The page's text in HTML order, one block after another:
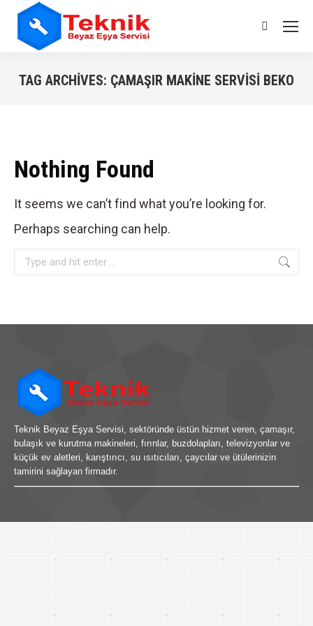
Search:
TAG ARCHIVES: ÇAMAŞIR MAKINE SERVISI BEKO
Nothing Found
It seems we can’t find what you’re looking for.
Perhaps searching can help.
Search:
Teknik Beyaz Eşya Servisi, sektöründe üstün hizmet veren, çamaşır,
bulaşık ve kurutma makineleri, fırınlar, buzdolapları, televizyonlar ve
küçük ev aletleri, karıştırıcı, su ısıtıcıları, çaycılar ve ütülerinizin
tamirini sağlayan firmadır.